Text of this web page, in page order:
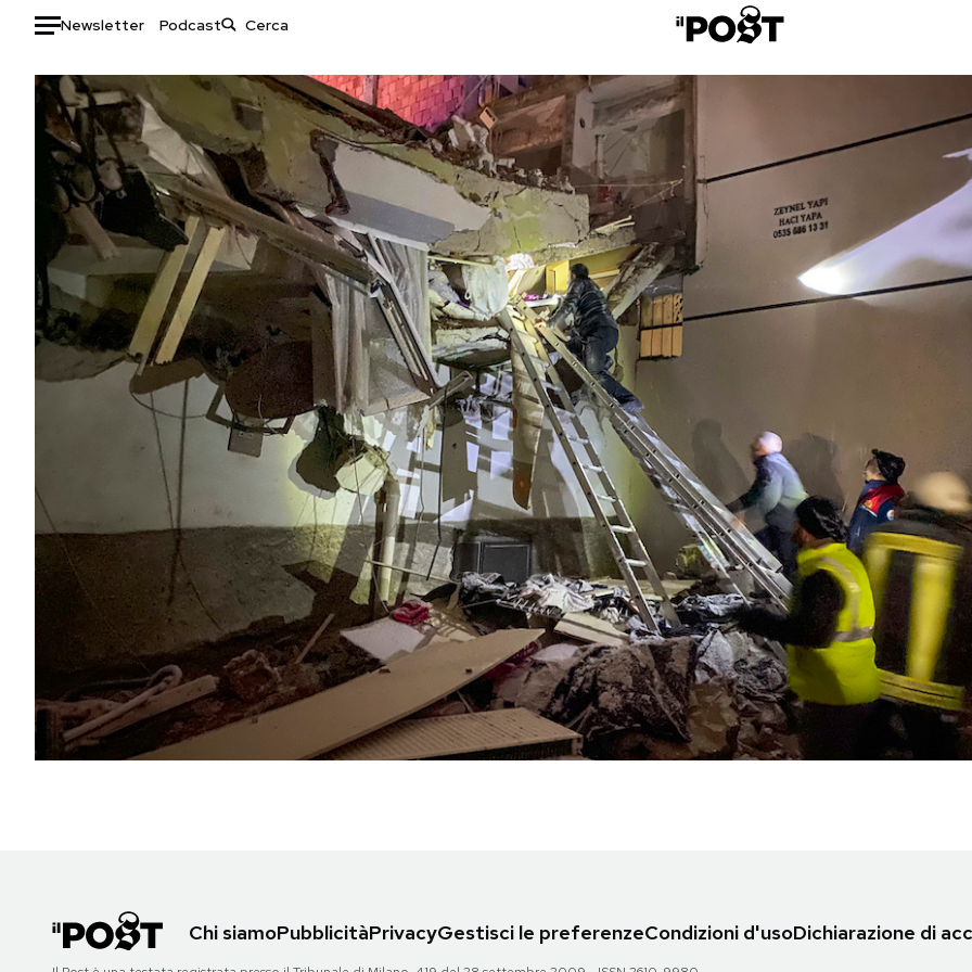
Newsletter Podcast
Auto
HOME
Italia
Politica
Tecnologia
Internet
Scienza
Cultura
Economia
Moda
Libri
Consumismi
Storie/Idee
Ok Boomer!
Media
Europa
Altrecose
Mondiali calcio 2026
PODCAST
NEWSLETTER
I MIEI PREFERITI
SHOP
Area PersonaleChi siamoPubblicitàPrivacyGestisci le preferenzeCondizioni d'usoDichiarazione di